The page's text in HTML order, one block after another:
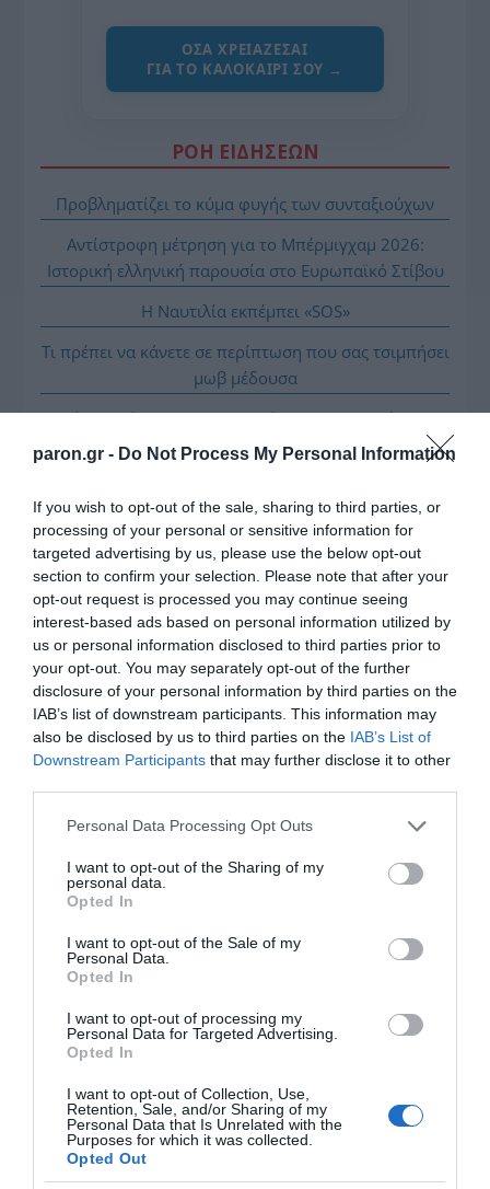
paron.gr - Do Not Process My Personal Information
If you wish to opt-out of the sale, sharing to third parties, or
processing of your personal or sensitive information for
targeted advertising by us, please use the below opt-out
section to confirm your selection. Please note that after your
opt-out request is processed you may continue seeing
interest-based ads based on personal information utilized by
us or personal information disclosed to third parties prior to
your opt-out. You may separately opt-out of the further
disclosure of your personal information by third parties on the
IAB’s list of downstream participants. This information may
also be disclosed by us to third parties on the IAB’s List of
Downstream Participants that may further disclose it to other
Please note that this website/app uses one or more Google
not limited to your visit or usage behaviour. You may click to
grant or deny consent to Google and its third-party tags to
use your data for below specified purposes in below Google
consent section.
Personal Data Processing Opt Outs
I want to opt-out of the Sharing of my
personal data.
Opted In
I want to opt-out of the Sale of my
Personal Data.
Opted In
I want to opt-out of processing my
Personal Data for Targeted Advertising.
Opted In
I want to opt-out of Collection, Use,
Retention, Sale, and/or Sharing of my
Personal Data that Is Unrelated with the
Purposes for which it was collected.
Opted Out
ΌΣΑ ΧΡΕΙΆΖΕΣΑΙ
ΓΙΑ ΤΟ ΚΑΛΟΚΑΊΡΙ ΣΟΥ →
ΡΟΗ ΕΙΔΗΣΕΩΝ
Προβληματίζει το κύμα φυγής των συνταξιούχων
Αντίστροφη μέτρηση για το Μπέρμιγχαμ 2026:
Ιστορική ελληνική παρουσία στο Ευρωπαϊκό Στίβου
Η Ναυτιλία εκπέμπει «SOS»
Τι πρέπει να κάνετε σε περίπτωση που σας τσιμπήσει
μωβ μέδουσα
Πώς να κάνετε «smart spending» στις φετινές σας
διακοπές
το Super Cup
ΔΕΙΤΕ ΤΗΝ ΚΙΝΗΣΗ ΣΤΟΥΣ ΔΡΌΜΟΥΣ
Κίνηση Τώρα: Live Χάρτης Αθήνας